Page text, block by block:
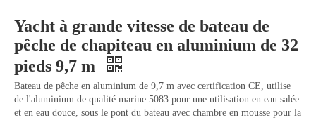
Yacht à grande vitesse de bateau de
pêche de chapiteau en aluminium de 32
pieds 9,7 m
Bateau de pêche en aluminium de 9,7 m avec certification CE, utilise
de l'aluminium de qualité marine 5083 pour une utilisation en eau salée
et en eau douce, sous le pont du bateau avec chambre en mousse pour la